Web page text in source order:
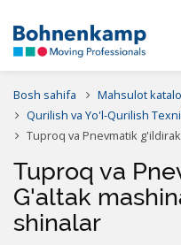
Bosh sahifa
Mahsulot
Qurilish va Yo'l-Qurilish
Tuproq va Pnevmatik
Tuproq va
G'altak
shinalar